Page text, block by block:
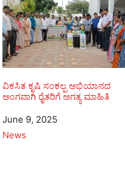
ವಿಕಸಿತ ಕೃಷಿ ಸಂಕಲ್ಪ ಅಭಿಯಾನದ
ಅಂಗವಾಗಿ ರೈತರಿಗೆ ಅಗತ್ಯ ಮಾಹಿತಿ
Date
June 9, 2025
In relation to
News